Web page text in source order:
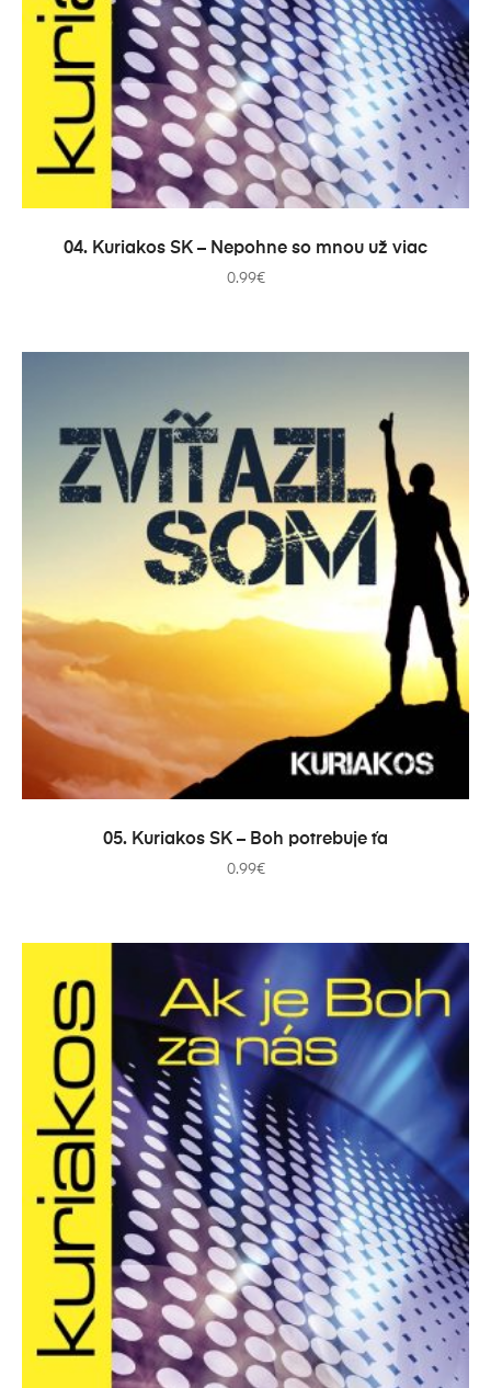
PRIDAŤ DO KOŠÍKA
04. Kuriakos SK – Nepohne so mnou už viac
0.99€
PRIDAŤ DO KOŠÍKA
05. Kuriakos SK – Boh potrebuje ťa
0.99€